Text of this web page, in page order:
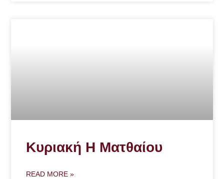
Κυριακή Η Ματθαίου
READ MORE »